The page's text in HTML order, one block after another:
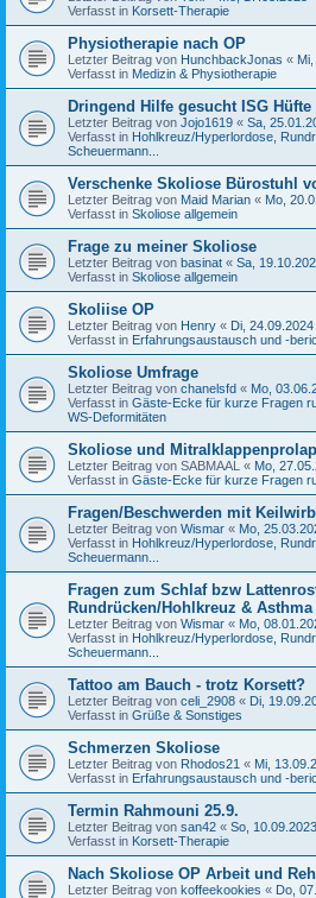
Verfasst in Korsett-Therapie
Physiotherapie nach OP
Letzter Beitrag von HunchbackJonas «
Verfasst in Medizin & Physiotherapie
Dringend Hilfe gesucht ISG Hüfte
Letzter Beitrag von Jojo1619 « Sa,
Verfasst in Hohlkreuz/Hyperlordose,
Scheuermann...
Verschenke Skoliose Bürostuhl
Letzter Beitrag von Maid Marian « Mo,
Verfasst in Skoliose allgemein
Frage zu meiner Skoliose
Letzter Beitrag von basinat « Sa,
Verfasst in Skoliose allgemein
Skoliise OP
Letzter Beitrag von Henry « Di,
Verfasst in Erfahrungsaustausch und -
Skoliose Umfrage
Letzter Beitrag von chanelsfd « Mo,
Verfasst in Gäste-Ecke für kurze Fragen
WS-Deformitäten
Skoliose und
Letzter Beitrag von SABMAAL « Mo,
Verfasst in Gäste-Ecke für kurze Fragen
Fragen/Beschwerden mit
Letzter Beitrag von Wismar « Mo,
Verfasst in Hohlkreuz/Hyperlordose,
Scheuermann...
Fragen zum Schlaf bzw
Rundrücken/Hohlkreuz & Asthma
Letzter Beitrag von Wismar « Mo,
Verfasst in Hohlkreuz/Hyperlordose,
Scheuermann...
Tattoo am Bauch - trotz Korsett?
Letzter Beitrag von celi_2908 « Di,
Verfasst in Grüße & Sonstiges
Schmerzen Skoliose
Letzter Beitrag von Rhodos21 « Mi,
Verfasst in Erfahrungsaustausch und -
Termin Rahmouni 25.9.
Letzter Beitrag von san42 « So,
Verfasst in Korsett-Therapie
Nach Skoliose OP Arbeit und
Letzter Beitrag von koffeekookies « Do,